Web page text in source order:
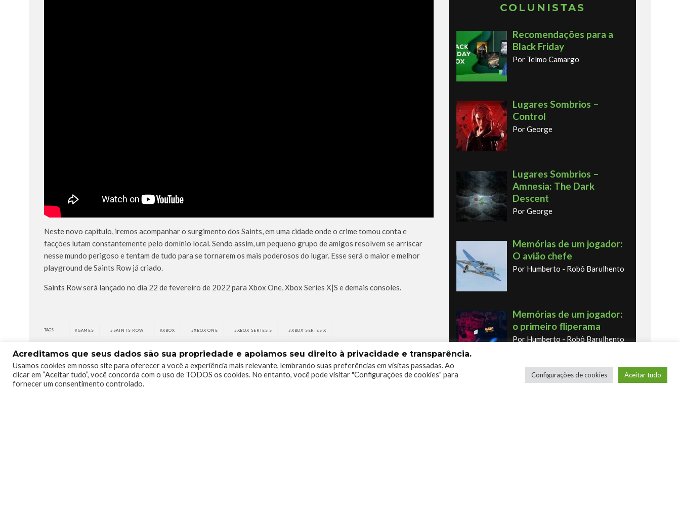
Neste novo capitulo, iremos acompanhar o surgimento dos Saints, em uma cidade onde o crime tomou conta e
facções lutam constantemente pelo domínio local. Sendo assim, um pequeno grupo de amigos resolvem se arriscar
nesse mundo perigoso e tentam de tudo para se tornarem os mais poderosos do lugar. Esse será o maior e melhor
playground de Saints Row já criado.
Saints Row será lançado no dia 22 de fevereiro de 2022 para Xbox One, Xbox Series X|S e demais consoles.
TAGS GAMES SAINTS ROW XBOX XBOX ONE XBOX SERIES S XBOX SERIES X
COLUNISTAS
Recomendações para a
Black Friday
Por Telmo Camargo
Lugares Sombrios –
Control
Por George
Lugares Sombrios –
Amnesia: The Dark
Descent
Por George
Memórias de um jogador:
O avião chefe
Por Humberto - Robô Barulhento
Memórias de um jogador:
o primeiro fliperama
Por Humberto - Robô Barulhento
Os novos Retrôs – Xbox
Acreditamos que seus dados são sua propriedade e apoiamos seu direito à privacidade e transparência.
Usamos cookies em nosso site para oferecer a você a experiência mais relevante, lembrando suas preferências em visitas passadas. Ao
clicar em “Aceitar tudo”, você concorda com o uso de TODOS os cookies. No entanto, você pode visitar "Configurações de cookies" para
fornecer um consentimento controlado.
Configurações de cookies Aceitar tudo